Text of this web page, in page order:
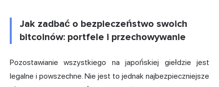
Jak zadbać o bezpieczeństwo swoich
bitcoinów: portfele i przechowywanie
Pozostawianie wszystkiego na japońskiej giełdzie jest
legalne i powszechne. Nie jest to jednak najbezpieczniejsze